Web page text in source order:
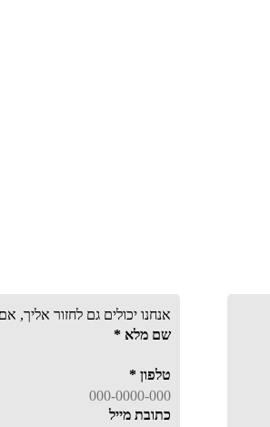
אנחנו יכולים גם לחזור אליך,
שם מלא *
טלפון *
כתובת מייל